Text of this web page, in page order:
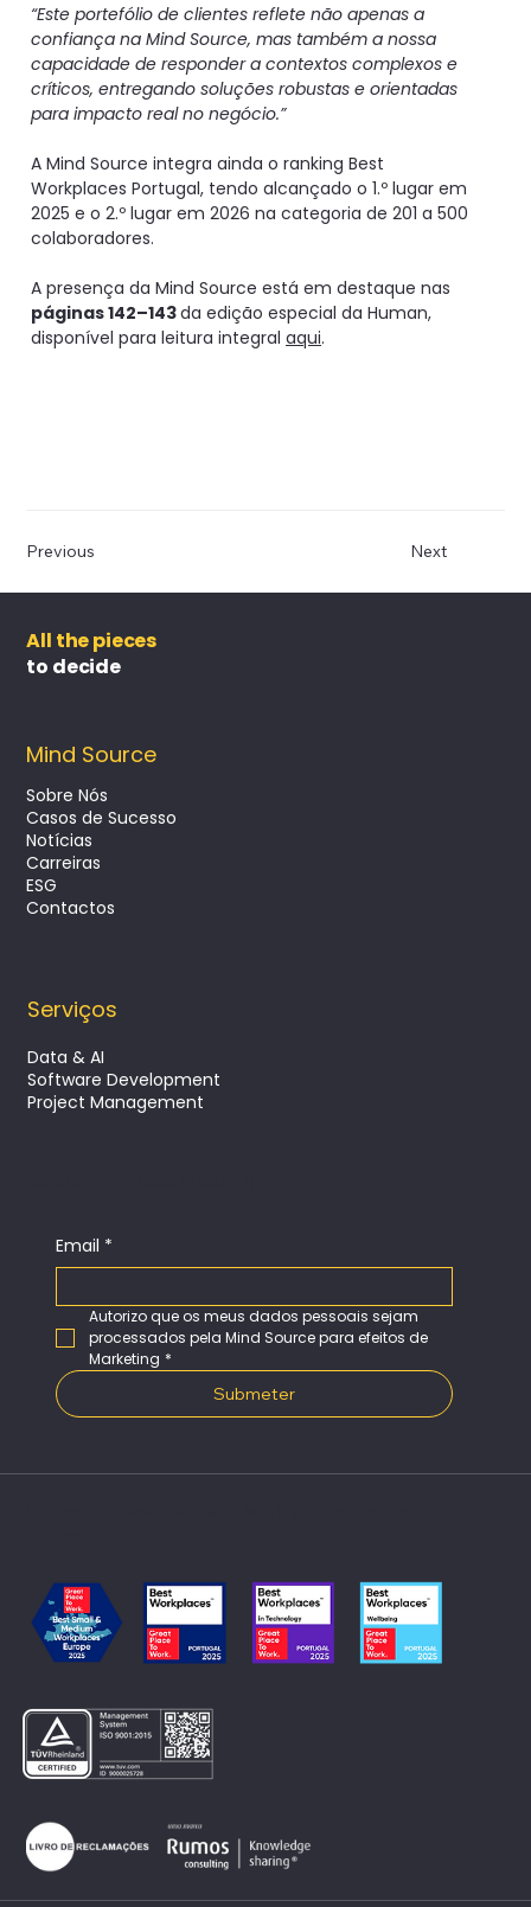
“Este portefólio de clientes reflete não apenas a
confiança na Mind Source, mas também a nossa
capacidade de responder a contextos complexos e
críticos, entregando soluções robustas e orientadas
para impacto real no negócio.”
A Mind Source integra ainda o ranking Best
Workplaces Portugal, tendo alcançado o 1.º lugar em
2025 e o 2.º lugar em 2026 na categoria de 201 a 500
colaboradores.
A presença da Mind Source está em destaque nas
páginas 142–143da edição especial da Human,
disponível para leitura integral aqui.
Previous Next
Email *
Autorizo que os meus dados pessoais sejam
processados pela Mind Source para efeitos de
Marketing *
Submeter
Serviços
Data & AI
Software Development
Project Management
Mind Source
Sobre Nós
Casos de Sucesso
Notícias
Carreiras
ESG
Contactos
All the pieces
to decide